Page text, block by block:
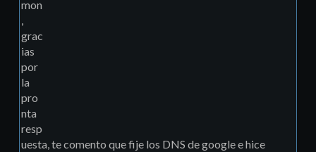
mon
,
grac
ias
por
la
pro
nta
resp
uesta, te comento que fije los DNS de google e hice